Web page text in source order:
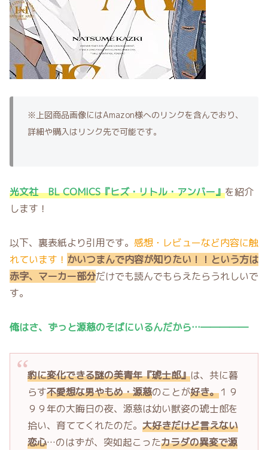
※上図商品画像にはAmazon様へのリンクを含んでおり、
詳細や購入はリンク先で可能です。
光文社 BL COMICS『ヒズ・リトル・アンバー』を紹介
します！
以下、裏表紙より引用です。 感想・レビューなど内容に触
れています！ かいつまんで内容が知りたい！！という方は
赤字、マーカー部分だけでも読んでもらえたらうれしいで
す。
俺はさ、ずっと源慈のそばにいるんだから…―――――
豹に変化できる謎の美青年『琥士郎』は、共に暮
らす不愛想な男やもめ・源慈のことが好き。１９
９９年の大晦日の夜、源慈は幼い獣姿の琥士郎を
拾い、育ててくれたのだ。 大好きだけど言えない
恋心…のはずが、突如起こったカラダの異変で源